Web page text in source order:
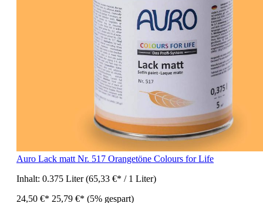
Auro Lack matt Nr. 517 Orangetöne Colours for Life
Inhalt: 0.375 Liter(65,33 €* / 1 Liter)
24,50 €* 25,79 €* (5% gespart)